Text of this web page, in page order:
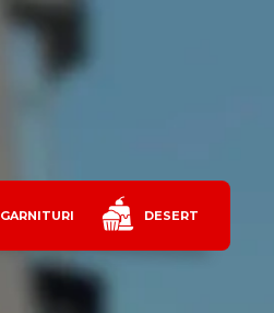
GARNITURI DESERT